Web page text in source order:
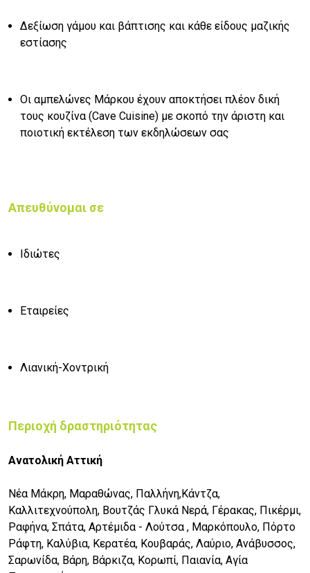
Δεξίωση γάμου και βάπτισης και κάθε είδους μαζικής
εστίασης
Οι αμπελώνες Μάρκου έχουν αποκτήσει πλέον δική
τους κουζίνα (Cave Cuisine) με σκοπό την άριστη και
ποιοτική εκτέλεση των εκδηλώσεων σας
Απευθύνομαι σε
Ιδιώτες
Εταιρείες
Λιανική-Χοντρική
Περιοχή δραστηριότητας
Ανατολική Αττική
Νέα Μάκρη, Μαραθώνας, Παλλήνη,Κάντζα,
Καλλιτεχνούπολη, Βουτζάς Γλυκά Νερά, Γέρακας, Πικέρμι,
Ραφήνα, Σπάτα, Αρτέμιδα - Λούτσα , Μαρκόπουλο, Πόρτο
Ράφτη, Καλύβια, Κερατέα, Κουβαράς, Λαύριο, Ανάβυσσος,
Σαρωνίδα, Βάρη, Βάρκιζα, Κορωπί, Παιανία, Αγία